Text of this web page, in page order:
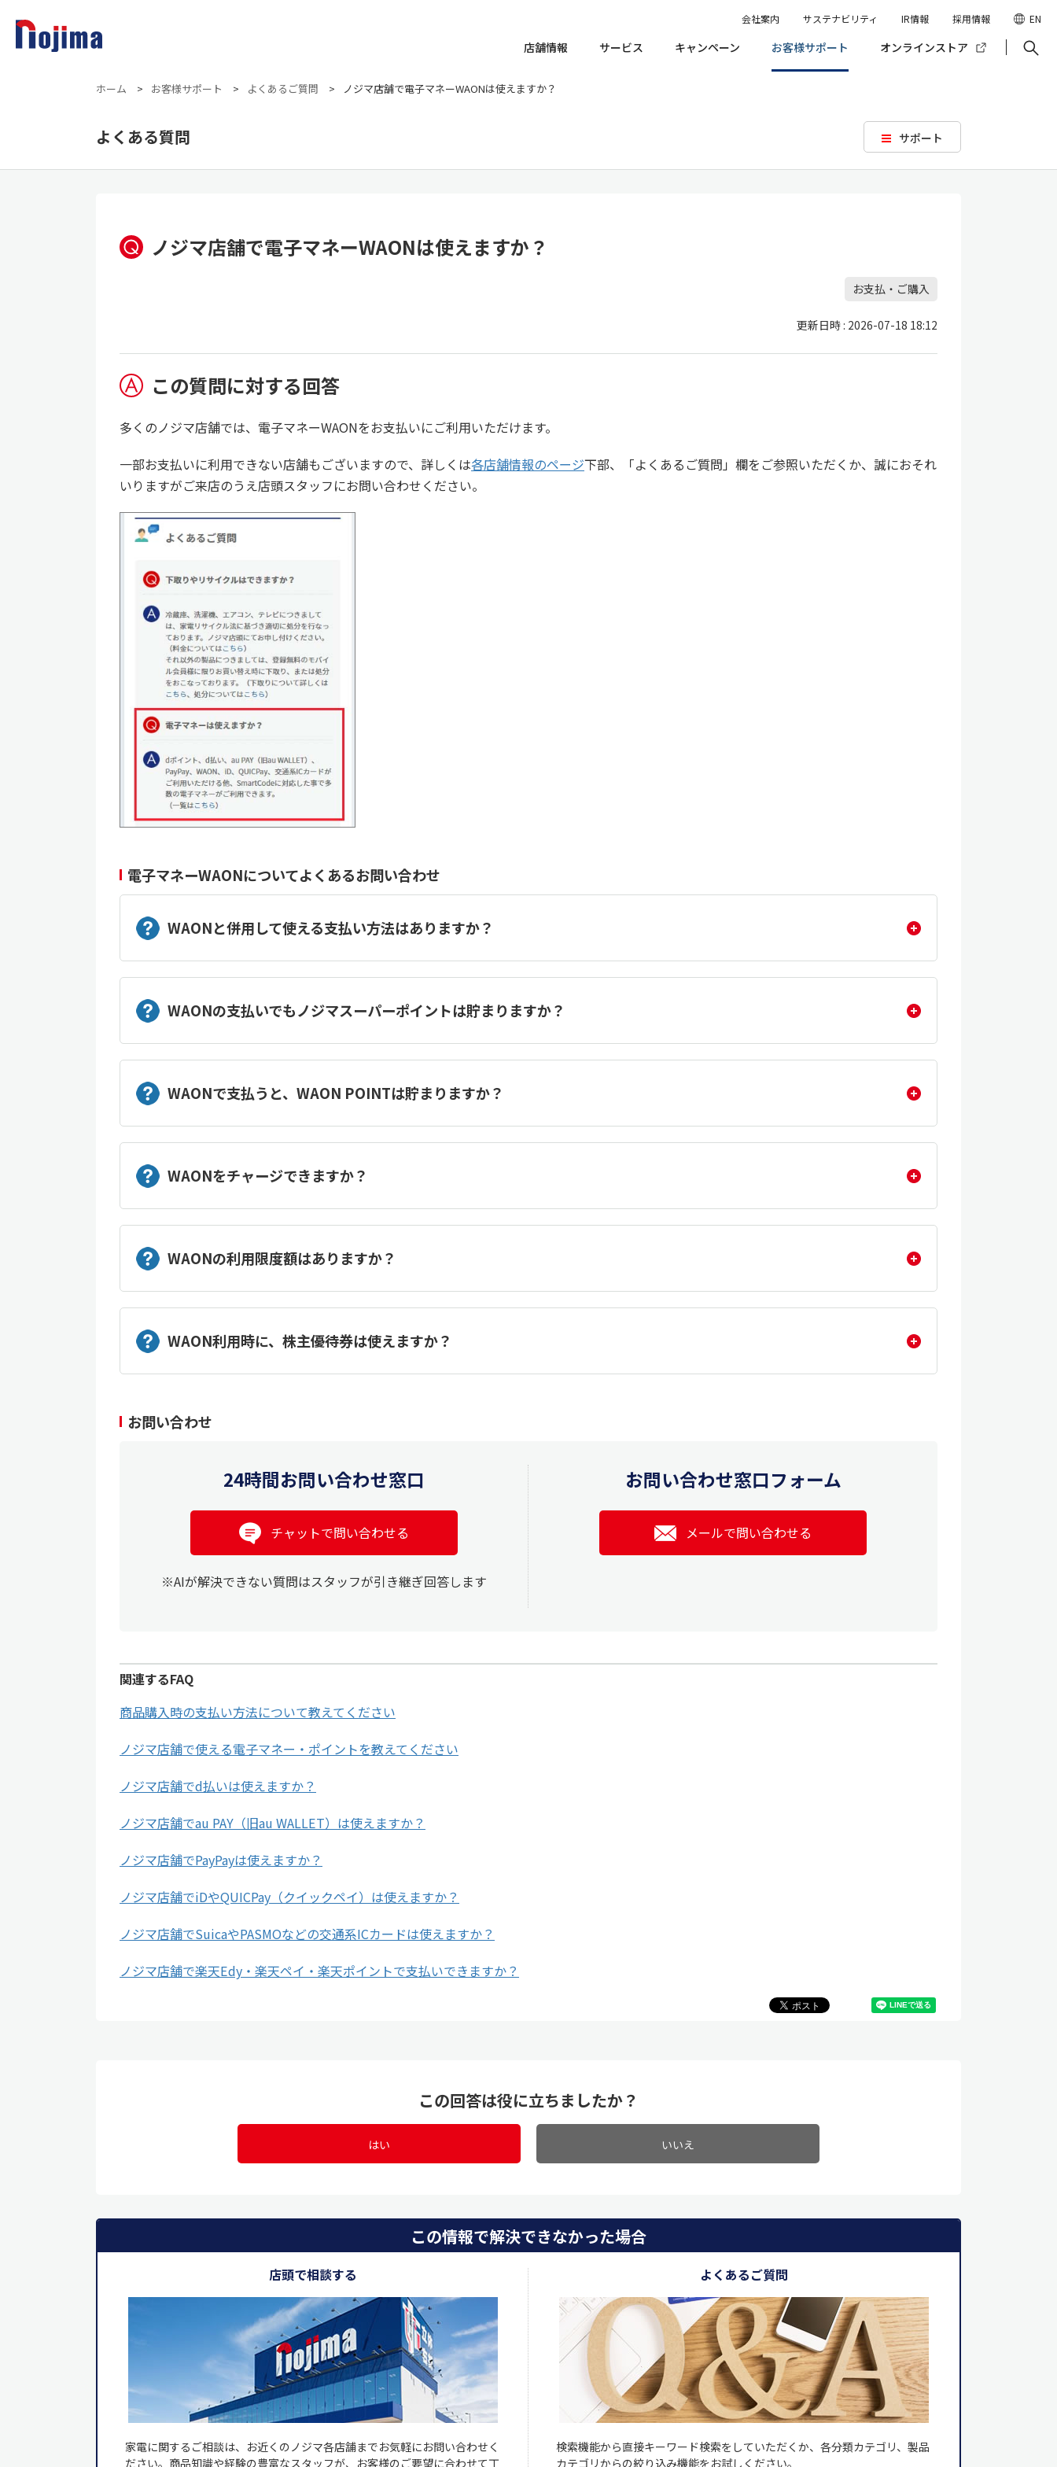
店舗情報 サービス キャンペーン お客様サポート オンラインストア
会社案内 サステナビリティ IR情報 採用情報 EN
ホーム > お客様サポート > よくあるご質問 > ノジマ店舗で電子マネーWAONは使えますか？
サポート
よくある質問
ノジマ店舗で電子マネーWAONは使えますか？
お支払・ご購入
更新日時 : 2026-07-18 18:12
この質問に対する回答
多くのノジマ店舗では、電子マネーWAONをお支払いにご利用いただけます。
一部お支払いに利用できない店舗もございますので、詳しくは各店舗情報のページ下部、「よくあるご質問」欄をご参照いただくか、誠におそれ
いりますがご来店のうえ店頭スタッフにお問い合わせください。
電子マネーWAONについてよくあるお問い合わせ
WAONと併用して使える支払い方法はありますか？
WAONの支払いでもノジマスーパーポイントは貯まりますか？
WAONで支払うと、WAON POINTは貯まりますか？
WAONをチャージできますか？
WAONの利用限度額はありますか？
WAON利用時に、株主優待券は使えますか？
お問い合わせ
24時間お問い合わせ窓口
チャットで問い合わせる
※AIが解決できない質問はスタッフが引き継ぎ回答します
お問い合わせ窓口フォーム
メールで問い合わせる
関連するFAQ
商品購入時の支払い方法について教えてください
ノジマ店舗で使える電子マネー・ポイントを教えてください
ノジマ店舗でd払いは使えますか？
ノジマ店舗でau PAY（旧au WALLET）は使えますか？
ノジマ店舗でPayPayは使えますか？
ノジマ店舗でiDやQUICPay（クイックペイ）は使えますか？
ノジマ店舗でSuicaやPASMOなどの交通系ICカードは使えますか？
ノジマ店舗で楽天Edy・楽天ペイ・楽天ポイントで支払いできますか？
この回答は役に立ちましたか？
はい いいえ
この情報で解決できなかった場合
店頭で相談する
家電に関するご相談は、お近くのノジマ各店舗までお気軽にお問い合わせく
ださい。商品知識や経験の豊富なスタッフが、お客様のご要望に合わせて丁
よくあるご質問
検索機能から直接キーワード検索をしていただくか、各分類カテゴリ、製品
カテゴリからの絞り込み機能をお試しください。